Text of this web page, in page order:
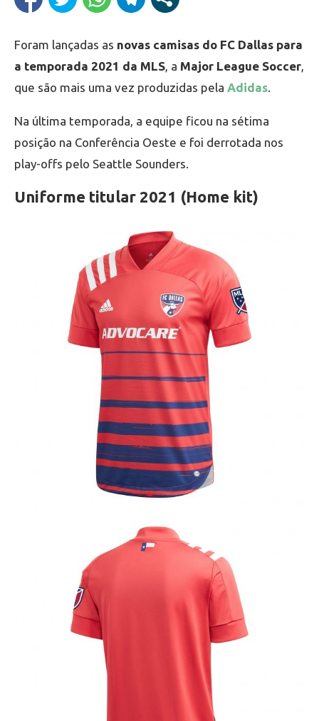
Foram lançadas as novas camisas do FC Dallas para
a temporada 2021 da MLS , a Major League Soccer
que são mais uma vez produzidas pela Adidas
Na última temporada, a equipe ficou na sétima
posição na Conferência Oeste e foi derrotada nos
play-offs pelo Seattle Sounders.
Uniforme titular 2021 (Home kit)